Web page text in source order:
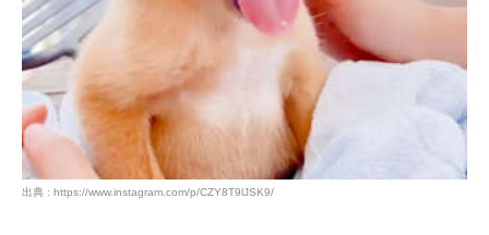
出典 : https://www.instagram.com/p/CZY8T9lJSK9/